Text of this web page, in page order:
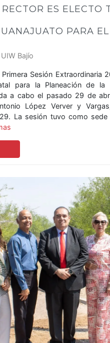
ES ELECTO
PARA
Bajío
Sesión Extraordinaria
para la Planeación de la
a cabo el pasado 29 de
López Verver y
La sesión tuvo como sede